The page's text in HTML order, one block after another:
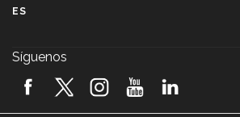
2026! (video)
ES
Síguenos